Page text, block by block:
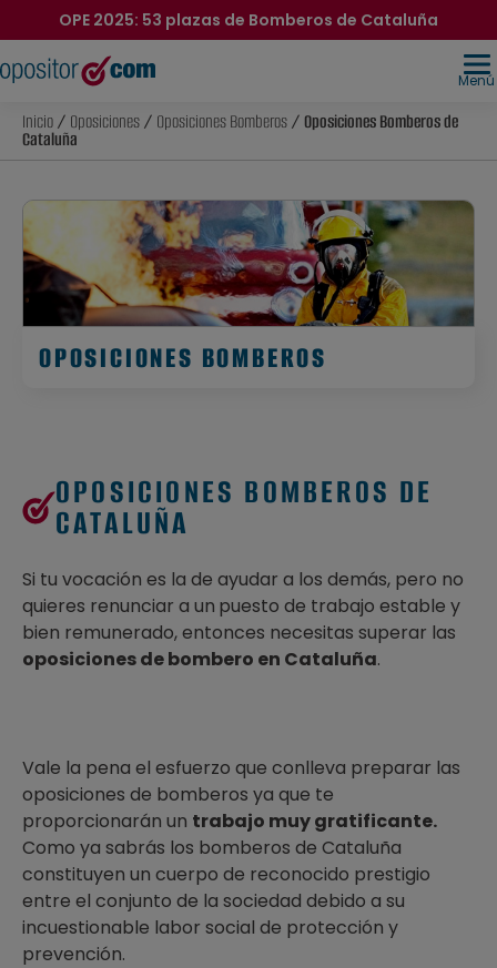
OPE 2025: 53 plazas de Bomberos de Cataluña
Menú
Inicio/ Oposiciones/ Oposiciones Bomberos/ Oposiciones Bomberos de
Cataluña
OPOSICIONES BOMBEROS
OPOSICIONES BOMBEROS DE
CATALUÑA
Si tu vocación es la de ayudar a los demás, pero no
quieres renunciar a un puesto de trabajo estable y
bien remunerado, entonces necesitas superar las
oposiciones de bombero en Cataluña.
Vale la pena el esfuerzo que conlleva preparar las
oposiciones de bomberos ya que te
proporcionarán un trabajo muy gratificante.
Como ya sabrás los bomberos de Cataluña
constituyen un cuerpo de reconocido prestigio
entre el conjunto de la sociedad debido a su
incuestionable labor social de protección y
prevención.